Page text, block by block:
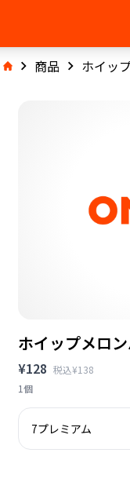
商品 ホイッ
ホイップメロ
¥128 税込¥138
1個
7プレミアム